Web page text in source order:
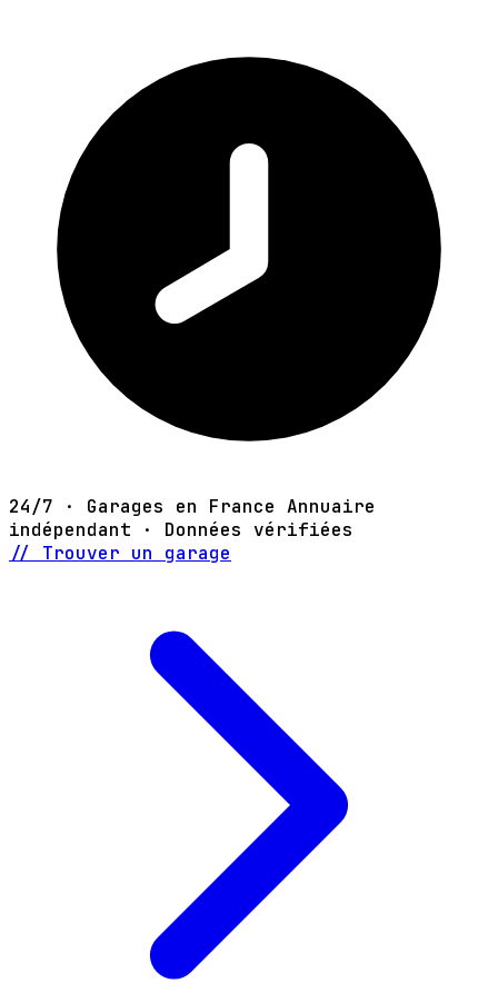
24/7 · Garages en France Annuaire
indépendant · Données vérifiées
// Trouver un garage